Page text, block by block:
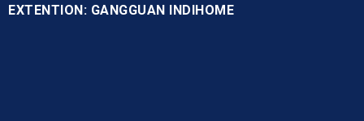
EXTENTION: GANGGUAN INDIHOME